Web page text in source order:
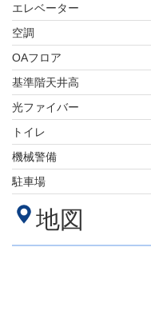
エレベーター
空調
OAフロア
基準階天井高
光ファイバー
トイレ
機械警備
駐車場
地図